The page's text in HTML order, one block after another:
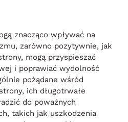
znacząco wpływać na
zarówno pozytywnie, jak
mogą przyspieszać
i poprawiać wydolność
pożądane wśród
ich długotrwałe
do poważnych
takich jak uszkodzenia